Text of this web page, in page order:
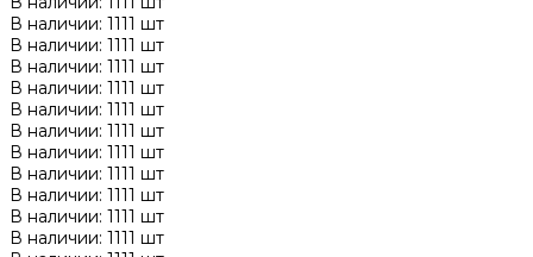
В наличии: 1111 шт
В наличии: 1111 шт
В наличии: 1111 шт
В наличии: 1111 шт
В наличии: 1111 шт
В наличии: 1111 шт
В наличии: 1111 шт
В наличии: 1111 шт
В наличии: 1111 шт
В наличии: 1111 шт
В наличии: 1111 шт